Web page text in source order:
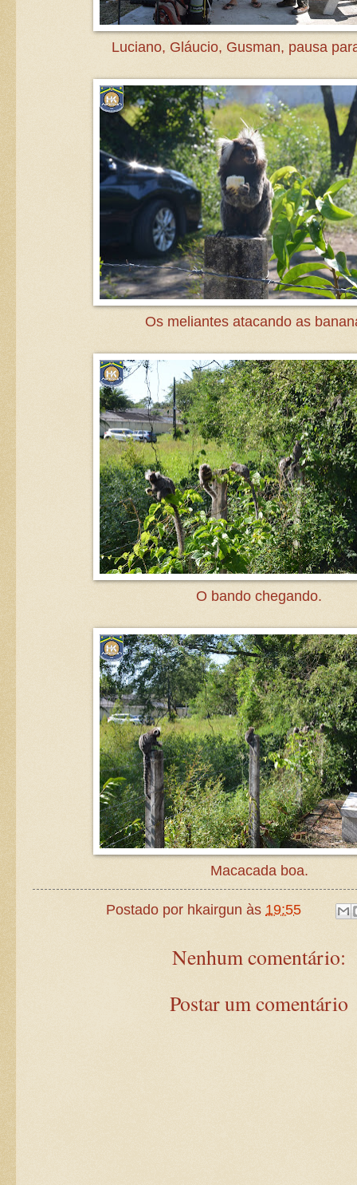
Luciano, Gláucio, Gusman, pausa
Os meliantes atacando as
O bando chegando.
Macacada boa.
Postado por hkairgun às 19:55
Nenhum comentário:
Postar um comentário